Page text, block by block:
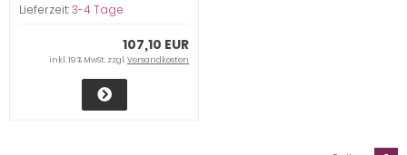
Lieferzeit:3-4 Tage
107,10 EUR
inkl. 19 % MwSt. zzgl.Versandkosten